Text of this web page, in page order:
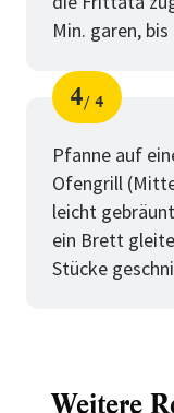
Min. garen,
Schritt
4
von
4
Pfanne auf
Ofengrill
leicht
ein Brett
Stücke
Weitere